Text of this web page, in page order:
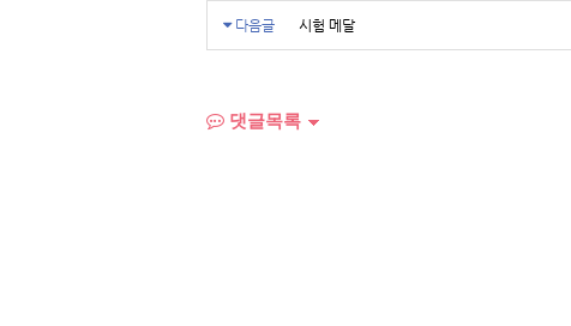
다음글 시험 메달
댓글목록